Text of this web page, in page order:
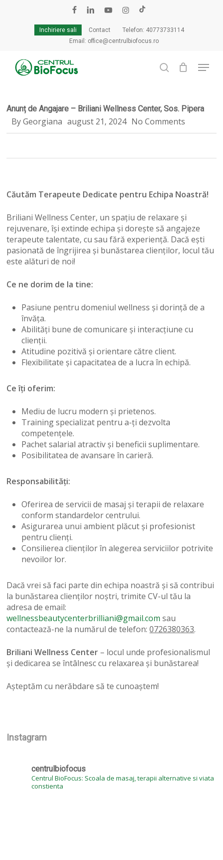
Inchiriere sali
Contact
Telefon: 40773733114
Email: office@centrulbiofocus.ro
search
Menu
Cart
Anunț de Angajare – Briliani Wellness Center, Sos. Pipera
By Georgiana august 21, 2024 No Comments
Căutăm Terapeute Dedicate pentru Echipa Noastră!
Briliani Wellness Center, un spațiu de relaxare și
rejuvenare, își extinde echipa și dorește să angajeze
terapeute talentate, cu sau fără experiență. Dacă ești
pasionată de îngrijirea și bunăstarea clienților, locul tău
este alături de noi!
Ce ne dorim de la tine:
Pasiune pentru domeniul wellness și dorință de a
învăța.
Abilități bune de comunicare și interacțiune cu
clienții.
Atitudine pozitivă și orientare către client.
Flexibilitate și capacitatea de a lucra în echipă.
Ce îți oferim:
Mediu de lucru modern și prietenos.
Training specializat pentru a-ți dezvolta
competențele.
Pachet salarial atractiv și beneficii suplimentare.
Posibilitatea de avansare în carieră.
Responsabilități:
Oferirea de servicii de masaj și terapii de relaxare
conform standardelor centrului.
Asigurarea unui ambient plăcut și profesionist
pentru clienți.
Consilierea clienților în alegerea serviciilor potrivite
nevoilor lor.
Dacă vrei să faci parte din echipa noastră și să contribui
la bunăstarea clienților noștri, trimite CV-ul tău la
adresa de email:
wellnessbeautycenterbrilliani@gmail.com sau
contactează-ne la numărul de telefon:0726380363.
Briliani Wellness Center – locul unde profesionalismul
și dedicarea se întâlnesc cu relaxarea și bunăstarea!
Așteptăm cu nerăbdare să te cunoaștem!
Instagram
centrulbiofocus
Centrul BioFocus: Scoala de masaj, terapii alternative si viata
constienta